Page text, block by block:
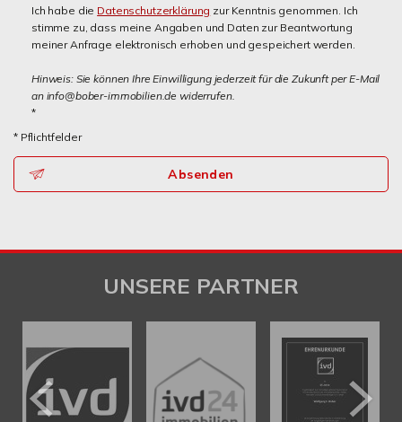
Ich habe die Datenschutzerklärung zur Kenntnis genommen. Ich
stimme zu, dass meine Angaben und Daten zur Beantwortung
meiner Anfrage elektronisch erhoben und gespeichert werden.
Hinweis: Sie können Ihre Einwilligung jederzeit für die Zukunft per E-Mail
an info@bober-immobilien.de widerrufen.
*
* Pflichtfelder
Absenden
UNSERE PARTNER